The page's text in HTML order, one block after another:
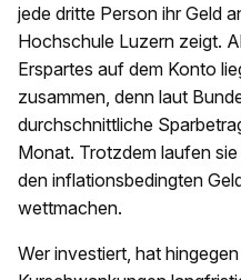
jede dritte Person ihr Geld
Hochschule Luzern zeigt.
Erspartes auf dem Konto
zusammen, denn laut
durchschnittliche
Monat. Trotzdem laufen
den inflationsbedingten
wettmachen.
Wer investiert, hat